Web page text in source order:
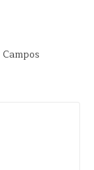
Campos